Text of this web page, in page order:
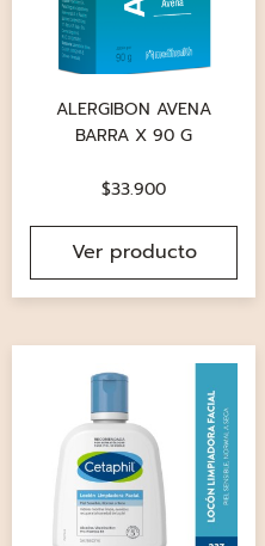
ALERGIBON AVENA
BARRA X 90 G
$33.900
Ver producto